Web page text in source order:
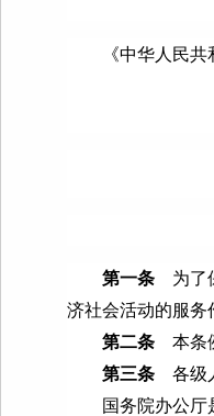
《中华人民共
第一条为了保
济社会活动的服务
第二条本条例
第三条各级人
国务院办公厅是